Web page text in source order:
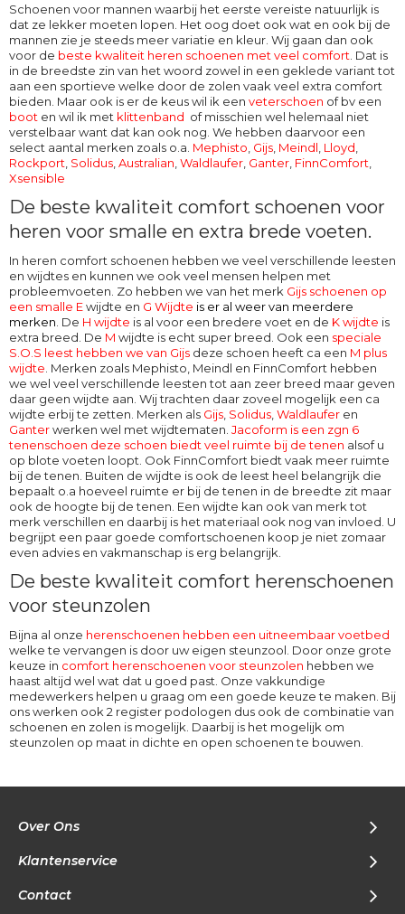
Schoenen voor mannen waarbij het eerste vereiste natuurlijk is
dat ze lekker moeten lopen. Het oog doet ook wat en ook bij de
mannen zie je steeds meer variatie en kleur. Wij gaan dan ook
voor de beste kwaliteit heren schoenen met veel comfort . Dat is
in de breedste zin van het woord zowel in een geklede variant tot
aan een sportieve welke door de zolen vaak veel extra comfort
bieden. Maar ook is er de keus wil ik een veterschoen of bv een
boot en wil ik met klittenband of misschien wel helemaal niet
verstelbaar want dat kan ook nog. We hebben daarvoor een
select aantal merken zoals o.a. Mephisto Gijs Meindl Lloyd
Rockport Solidus Australian Waldlaufer Ganter FinnComfort
Xsensible
De beste kwaliteit comfort schoenen voor
heren voor smalle en extra brede voeten.
In heren comfort schoenen hebben we veel verschillende leesten
en wijdtes en kunnen we ook veel mensen helpen met
probleemvoeten. Zo hebben we van het merk Gijs schoenen op
een smalle Ewijdte en G Wijdte is er al weer van meerdere
merken . De H wijdte is al voor een bredere voet en de K wijdte is
extra breed. De M wijdte is echt super breed. Ook een speciale
S.O.S leest hebben we van Gijs deze schoen heeft ca een M plus
wijdte . Merken zoals Mephisto, Meindl en FinnComfort hebben
we wel veel verschillende leesten tot aan zeer breed maar geven
daar geen wijdte aan. Wij trachten daar zoveel mogelijk een ca
wijdte erbij te zetten. Merken als Gijs Solidus Waldlaufer en
Ganterwerken wel met wijdtematen. Jacoform is een zgn 6
tenenschoen deze schoen biedt veel ruimte bij de tenen alsof u
op blote voeten loopt. Ook FinnComfort biedt vaak meer ruimte
bij de tenen. Buiten de wijdte is ook de leest heel belangrijk die
bepaalt o.a hoeveel ruimte er bij de tenen in de breedte zit maar
ook de hoogte bij de tenen. Een wijdte kan ook van merk tot
merk verschillen en daarbij is het materiaal ook nog van invloed. U
begrijpt een paar goede comfortschoenen koop je niet zomaar
even advies en vakmanschap is erg belangrijk.
De beste kwaliteit comfort herenschoenen
voor steunzolen
Bijna al onze herenschoenen hebben een uitneembaar voetbed
welke te vervangen is door uw eigen steunzool. Door onze grote
keuze in comfort herenschoenen voor steunzolen hebben we
haast altijd wel wat dat u goed past. Onze vakkundige
medewerkers helpen u graag om een goede keuze te maken. Bij
ons werken ook 2 register podologen dus ook de combinatie van
schoenen en zolen is mogelijk. Daarbij is het mogelijk om
steunzolen op maat in dichte en open schoenen te bouwen.
Over Ons
Klantenservice
Contact